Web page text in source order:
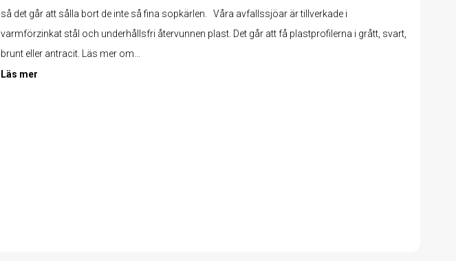
så det går att sålla bort de inte så fina sopkärlen. Våra avfallssjöar är tillverkade i
varmförzinkat stål och underhållsfri återvunnen plast. Det går att få plastprofilerna i grått, svart,
brunt eller antracit. Läs mer om...
Läs mer